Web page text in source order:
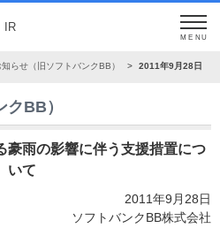
IR
MENU
知らせ（旧ソフトバンクBB） 2011年9月28日
BB）
豪雨の影響に伴う支援措置につ
いて
2011年9月28日
ソフトバンクBB株式会社